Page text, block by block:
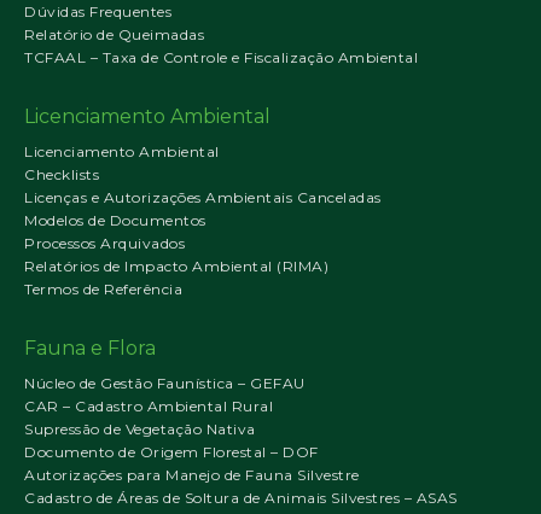
Dúvidas Frequentes
Relatório de Queimadas
TCFAAL – Taxa de Controle e Fiscalização Ambiental
Licenciamento Ambiental
Licenciamento Ambiental
Checklists
Licenças e Autorizações Ambientais Canceladas
Modelos de Documentos
Processos Arquivados
Relatórios de Impacto Ambiental (RIMA)
Termos de Referência
Fauna e Flora
Núcleo de Gestão Faunística – GEFAU
CAR – Cadastro Ambiental Rural
Supressão de Vegetação Nativa
Documento de Origem Florestal – DOF
Autorizações para Manejo de Fauna Silvestre
Cadastro de Áreas de Soltura de Animais Silvestres – ASAS